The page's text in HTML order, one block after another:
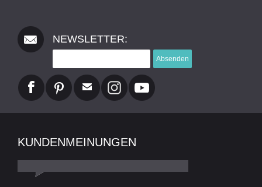
NEWSLETTER:
Absenden
KUNDENMEINUNGEN